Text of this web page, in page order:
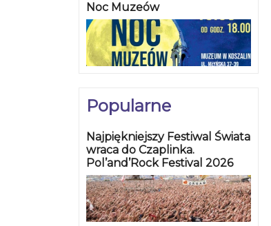
Noc Muzeów
Popularne
Najpiękniejszy Festiwal Świata
wraca do Czaplinka.
Pol’and’Rock Festival 2026